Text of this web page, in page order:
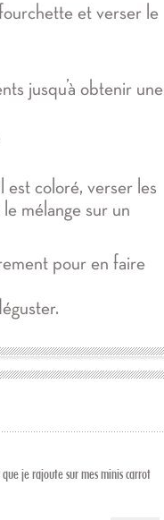
et verser le
jusqu’à obtenir une
est coloré, verser les
mélange sur un
pour en faire
je rajoute sur mes minis carrot